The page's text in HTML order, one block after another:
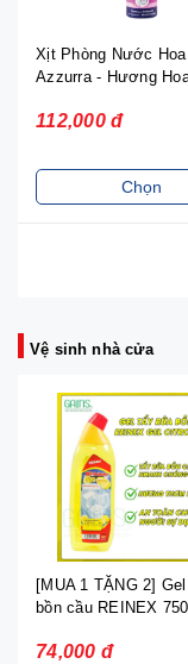
Xịt Phòng Nước
Azzurra - Hương
112,000 đ
Chọn
Vệ sinh nhà cửa
[MUA 1 TẶNG 2]
bồn cầu REINEX
74,000 đ